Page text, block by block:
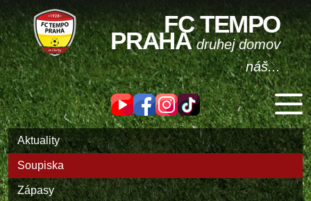
FC TEMPO
PRAHAdruhej domov
náš...
Aktuality
Soupiska
Zápasy